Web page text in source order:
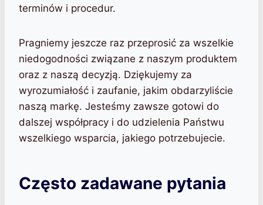
terminów i procedur.
Pragniemy jeszcze raz przeprosić za wszelkie
niedogodności związane z naszym produktem
oraz z naszą decyzją. Dziękujemy za
wyrozumiałość i zaufanie, jakim obdarzyliście
naszą markę. Jesteśmy zawsze gotowi do
dalszej współpracy i do udzielenia Państwu
wszelkiego wsparcia, jakiego potrzebujecie.
Często zadawane pytania